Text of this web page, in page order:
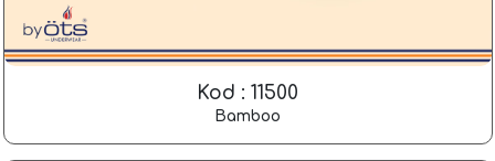
Kod : 11500
Bamboo